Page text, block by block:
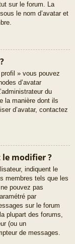
sur le forum. La
le nom d’avatar et
profil » vous pouvez
d’avatar
du
la manière dont ils
d’avatar, contactez
le modifier ?
indiquent le
membres tels que les
pouvez pas
par
sur le forum
plupart des forums,
(ou un
de messages.